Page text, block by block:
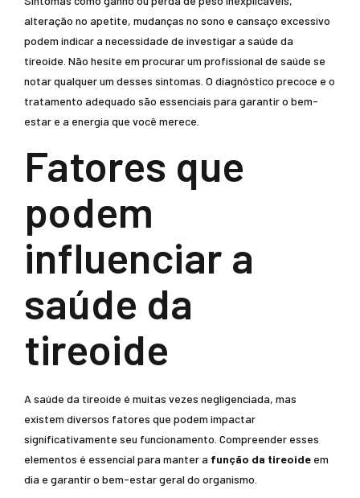
alteração no apetite, mudanças no sono e cansaço excessivo
podem indicar a necessidade de investigar a saúde da
tireoide. Não hesite em procurar um profissional de saúde se
notar qualquer um desses sintomas. O diagnóstico precoce e o
tratamento adequado são essenciais para garantir o bem-
estar e a energia que você merece.
Fatores que
podem
influenciar a
saúde da
tireoide
A saúde da tireoide é muitas vezes negligenciada, mas
existem diversos fatores que podem impactar
significativamente seu funcionamento. Compreender esses
elementos é essencial para manter a função da tireoide em
dia e garantir o bem-estar geral do organismo.